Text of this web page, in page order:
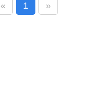
« 1 »